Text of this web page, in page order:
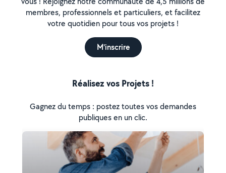
membres, professionnels et particuliers, et facilitez
votre quotidien pour tous vos projets !
M'inscrire
Réalisez vos Projets !
Gagnez du temps : postez toutes vos demandes
publiques en un clic.